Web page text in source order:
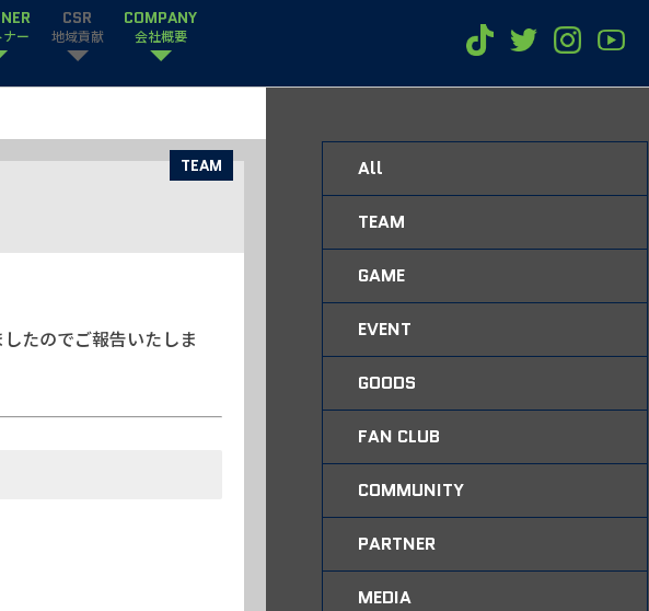
ー
CSR
地域貢献
COMPANY
会社概要
TEAM
たのでご報告いたしま
All
TEAM
GAME
EVENT
GOODS
FAN CLUB
COMMUNITY
PARTNER
MEDIA